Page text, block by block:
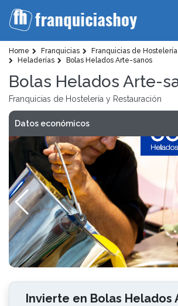
Home Franquicias
Franquicias de
Heladerías
Bolas Helados Arte-sanos
Bolas Helados Arte-
Franquicias de Hostelería y Restauración
Datos económicos
Invierte en Bolas Helados